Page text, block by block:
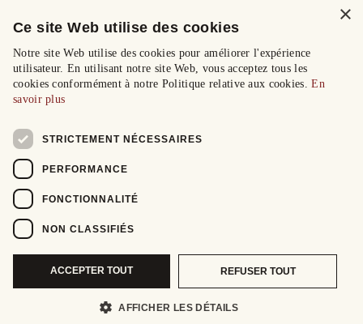
×
Ce site Web utilise des cookies
Notre site Web utilise des cookies pour améliorer l'expérience
utilisateur. En utilisant notre site Web, vous acceptez tous les
cookies conformément à notre Politique relative aux cookies.En
savoir plus
STRICTEMENT NÉCESSAIRES
PERFORMANCE
FONCTIONNALITÉ
NON CLASSIFIÉS
ACCEPTER TOUT REFUSER TOUT
AFFICHER LES DÉTAILS